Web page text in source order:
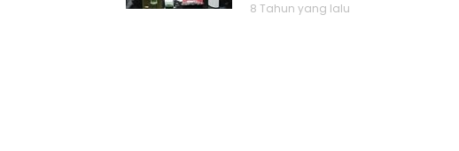
8 Tahun yang lalu